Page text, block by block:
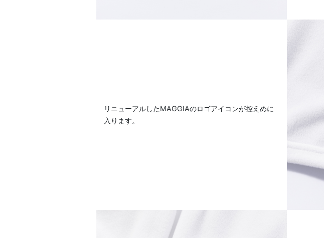
リニューアルしたMAGGIAのロゴアイコンが控えめに
入ります。